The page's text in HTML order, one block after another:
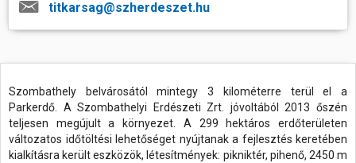
titkarsag@szherdeszet.hu
Szombathely belvárosától mintegy 3 kilométerre terül el a
Parkerdő. A Szombathelyi Erdészeti Zrt. jóvoltából 2013 őszén
teljesen megújult a környezet. A 299 hektáros erdőterületen
változatos időtöltési lehetőséget nyújtanak a fejlesztés keretében
kialkításra került eszközök, létesítmények: pikniktér, pihenő, 2450 m